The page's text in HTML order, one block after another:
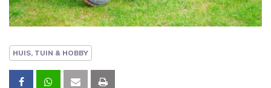
HUIS, TUIN & HOBBY